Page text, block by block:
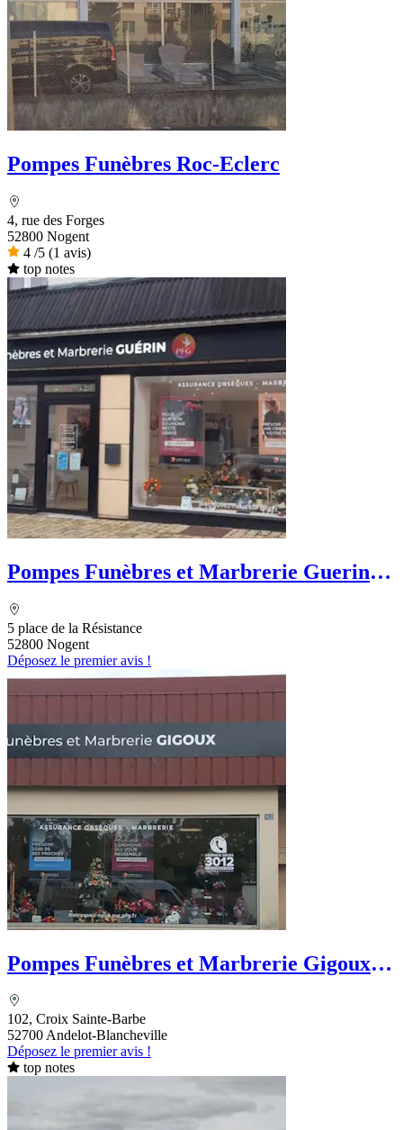
Pompes Funèbres Roc-Eclerc
4, rue des Forges
52800 Nogent
4 /5 (1 avis)
top notes
Pompes Funèbres et Marbrerie Guerin -
5 place de la Résistance
52800 Nogent
Déposez le premier avis !
Pompes Funèbres et Marbrerie Gigoux -
102, Croix Sainte-Barbe
52700 Andelot-Blancheville
Déposez le premier avis !
top notes